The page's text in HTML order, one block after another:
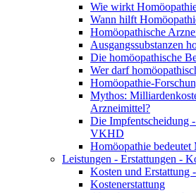
Wie wirkt
Wann hilft
Homöopathische
Ausgangssubstanzen
Die homöopathische
Wer darf
Homöopathie-
Mythos:
Arzneimittel?
Die Impfentscheidung
VKHD
Homöopathie bedeutet
Leistungen - Erstattungen -
Kosten und Erstattung
Kostenerstattung